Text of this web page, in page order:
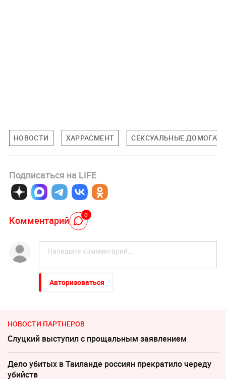
НОВОСТИ ХАРРАСМЕНТ СЕКСУАЛЬНЫЕ
Подписаться на LIFE
Комментарий 0
Авторизоваться
НОВОСТИ ПАРТНЕРОВ
Слуцкий выступил с прощальным заявлением
Дело убитых в Таиланде россиян прекратило череду
убийств